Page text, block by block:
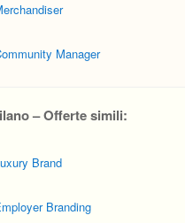
Manager
– Offerte simili:
Brand
Branding